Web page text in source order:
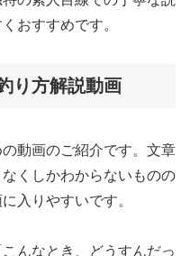
おすすめです。
り方解説動画
動画のご紹介です。文章
くしかわからないものの
入りやすいです。
んなとき、どうすんだっ